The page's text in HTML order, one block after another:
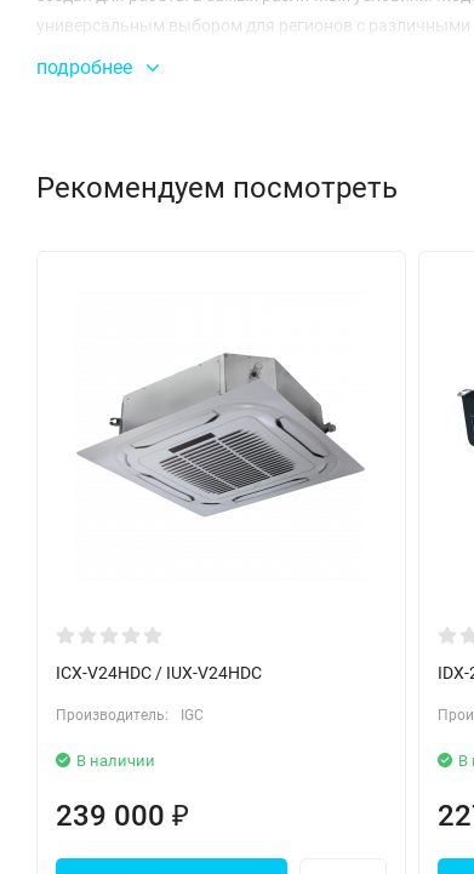
универсальным выбором для регионов с
длина трубопровода до 30 м обеспечивают гибкость
Система идеально подходит для офисов, магазинов
24H/U для надежного и эффективного климат-
подробнее
Рекомендуем посмотреть
ICX-V24HDC / IUX-V24HDC
Производитель: IGC
В наличии
239 000 ₽
В